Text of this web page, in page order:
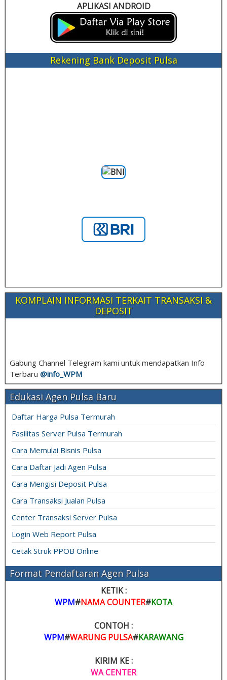
APLIKASI ANDROID
Rekening Bank Deposit Pulsa
KOMPLAIN INFORMASI TERKAIT TRANSAKSI &
DEPOSIT
Gabung Channel Telegram kami untuk mendapatkan Info
Terbaru @info_ WPM
Edukasi Agen Pulsa Baru
Daftar Harga Pulsa Termurah
Fasilitas Server Pulsa Termurah
Cara Memulai Bisnis Pulsa
Cara Daftar Jadi Agen Pulsa
Cara Mengisi Deposit Pulsa
Cara Transaksi Jualan Pulsa
Center Transaksi Server Pulsa
Login Web Report Pulsa
Cetak Struk PPOB Online
Format Pendaftaran Agen Pulsa
KETIK :
WPM#NAMA COUNTER#KOTA
CONTOH :
WPM#WARUNG PULSA#KARAWANG
KIRIM KE :
WA CENTER